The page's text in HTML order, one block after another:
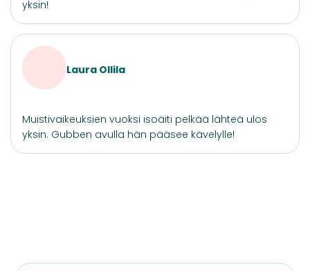
yksin!
Laura Ollila
Muistivaikeuksien vuoksi isoäiti pelkää lähteä ulos
yksin. Gubben avulla hän pääsee kävelylle!